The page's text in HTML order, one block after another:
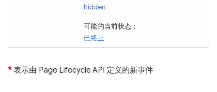
hidden
可能的当前状态 ：
已终止
* 表示由 Page Lifecycle API 定义的新事件